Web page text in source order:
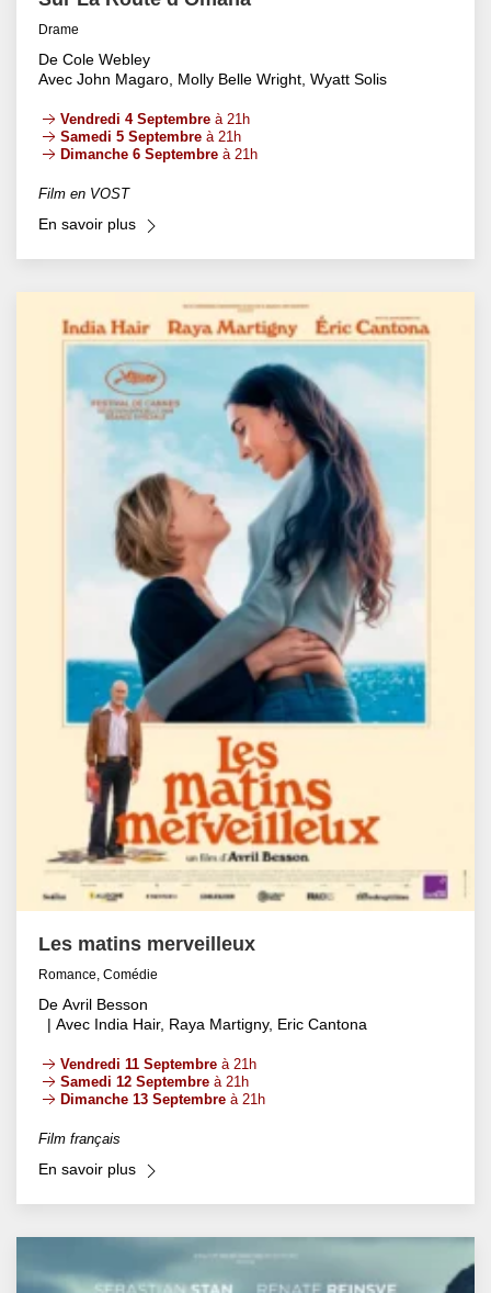
Drame
De Cole Webley
Avec John Magaro, Molly Belle Wright, Wyatt Solis
Vendredi 4 Septembre à 21h
Samedi 5 Septembre à 21h
Dimanche 6 Septembre à 21h
Film en VOST
En savoir plus
Les matins merveilleux
Romance, Comédie
De Avril Besson
| Avec India Hair, Raya Martigny, Eric Cantona
Vendredi 11 Septembre à 21h
Samedi 12 Septembre à 21h
Dimanche 13 Septembre à 21h
Film français
En savoir plus